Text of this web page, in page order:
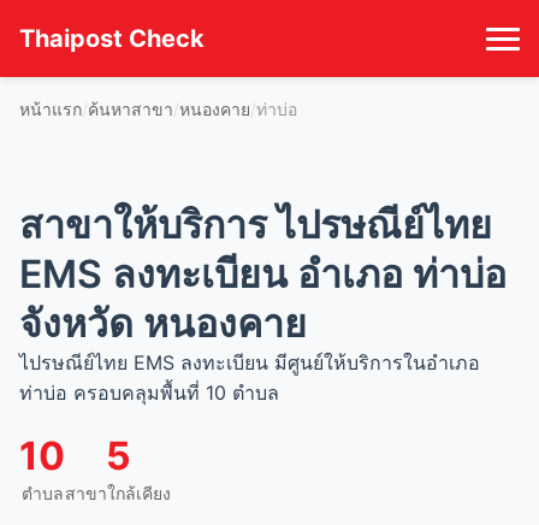
Thaipost Check
หน้าแรก ค้นหาสาขา หนองคาย ท่าบ่อ
สาขาให้บริการ ไปรษณีย์ไทย
EMS ลงทะเบียน อำเภอ ท่าบ่อ
จังหวัด หนองคาย
ไปรษณีย์ไทย EMS ลงทะเบียน มีศูนย์ให้บริการในอำเภอ
ท่าบ่อ ครอบคลุมพื้นที่ 10 ตำบล
10
ตำบล
5
สาขาใกล้เคียง